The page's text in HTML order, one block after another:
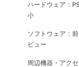
ハードウェア：
小
ソフトウェア：
ビュー
周辺機器・アクセ